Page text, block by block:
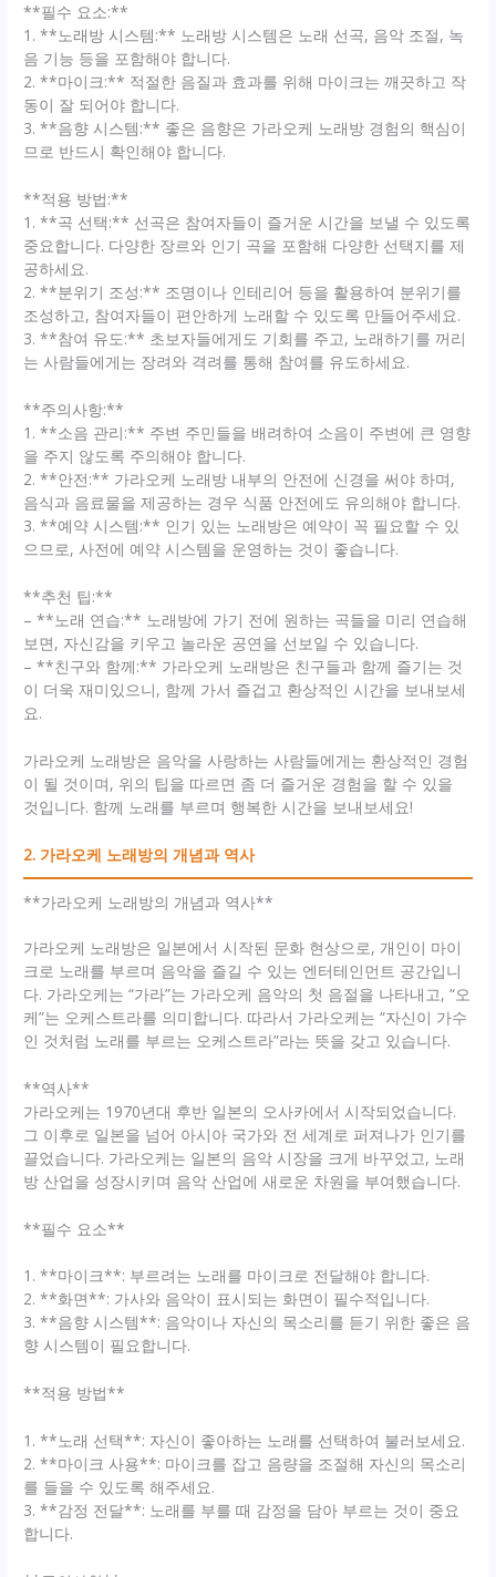
**필수 요소:**
1. **노래방 시스템:** 노래방 시스템은 노래 선곡, 음악 조절, 녹
음 기능 등을 포함해야 합니다.
2. **마이크:** 적절한 음질과 효과를 위해 마이크는 깨끗하고 작
동이 잘 되어야 합니다.
3. **음향 시스템:** 좋은 음향은 가라오케 노래방 경험의 핵심이
므로 반드시 확인해야 합니다.
**적용 방법:**
1. **곡 선택:** 선곡은 참여자들이 즐거운 시간을 보낼 수 있도록
중요합니다. 다양한 장르와 인기 곡을 포함해 다양한 선택지를 제
공하세요.
2. **분위기 조성:** 조명이나 인테리어 등을 활용하여 분위기를
조성하고, 참여자들이 편안하게 노래할 수 있도록 만들어주세요.
3. **참여 유도:** 초보자들에게도 기회를 주고, 노래하기를 꺼리
는 사람들에게는 장려와 격려를 통해 참여를 유도하세요.
**주의사항:**
1. **소음 관리:** 주변 주민들을 배려하여 소음이 주변에 큰 영향
을 주지 않도록 주의해야 합니다.
2. **안전:** 가라오케 노래방 내부의 안전에 신경을 써야 하며,
음식과 음료물을 제공하는 경우 식품 안전에도 유의해야 합니다.
3. **예약 시스템:** 인기 있는 노래방은 예약이 꼭 필요할 수 있
으므로, 사전에 예약 시스템을 운영하는 것이 좋습니다.
**추천 팁:**
– **노래 연습:** 노래방에 가기 전에 원하는 곡들을 미리 연습해
보면, 자신감을 키우고 놀라운 공연을 선보일 수 있습니다.
– **친구와 함께:** 가라오케 노래방은 친구들과 함께 즐기는 것
이 더욱 재미있으니, 함께 가서 즐겁고 환상적인 시간을 보내보세
요.
가라오케 노래방은 음악을 사랑하는 사람들에게는 환상적인 경험
이 될 것이며, 위의 팁을 따르면 좀 더 즐거운 경험을 할 수 있을
것입니다. 함께 노래를 부르며 행복한 시간을 보내보세요!
2. 가라오케 노래방의 개념과 역사
**가라오케 노래방의 개념과 역사**
가라오케 노래방은 일본에서 시작된 문화 현상으로, 개인이 마이
크로 노래를 부르며 음악을 즐길 수 있는 엔터테인먼트 공간입니
다. 가라오케는 “가라”는 가라오케 음악의 첫 음절을 나타내고, “오
케”는 오케스트라를 의미합니다. 따라서 가라오케는 “자신이 가수
인 것처럼 노래를 부르는 오케스트라”라는 뜻을 갖고 있습니다.
**역사**
가라오케는 1970년대 후반 일본의 오사카에서 시작되었습니다.
그 이후로 일본을 넘어 아시아 국가와 전 세계로 퍼져나가 인기를
끌었습니다. 가라오케는 일본의 음악 시장을 크게 바꾸었고, 노래
방 산업을 성장시키며 음악 산업에 새로운 차원을 부여했습니다.
**필수 요소**
1. **마이크**: 부르려는 노래를 마이크로 전달해야 합니다.
2. **화면**: 가사와 음악이 표시되는 화면이 필수적입니다.
3. **음향 시스템**: 음악이나 자신의 목소리를 듣기 위한 좋은 음
향 시스템이 필요합니다.
**적용 방법**
1. **노래 선택**: 자신이 좋아하는 노래를 선택하여 불러보세요.
2. **마이크 사용**: 마이크를 잡고 음량을 조절해 자신의 목소리
를 들을 수 있도록 해주세요.
3. **감정 전달**: 노래를 부를 때 감정을 담아 부르는 것이 중요
합니다.